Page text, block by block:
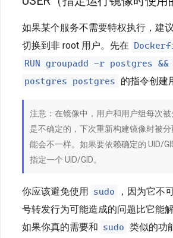
如果某个服务不需要特权执行，建
切换到非 root 用户。先在
RUN groupadd -r postgres
postgres postgres 的指令创建
注意：在镜像中，用户和用户组每次被
是不确定的，下次重新构建镜像时被分
能会不一样。如果要依赖确定的 UID/
指定一个 UID/GID。
你应该避免使用 sudo
，因为它不
号转发行为可能造成的问题比它能
如果你真的需要和 sudo 类似的功